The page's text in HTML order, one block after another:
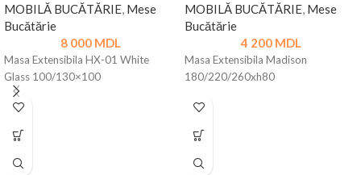
MOBILĂ BUCĂTĂRIE, Mese
Bucătărie
8 000 MDL
Masa Extensibila HX-01 White
Glass 100/130×100
MOBILĂ BUCĂTĂRIE, Mese
Bucătărie
4 200 MDL
Masa Extensibila Madison
180/220/260xh80